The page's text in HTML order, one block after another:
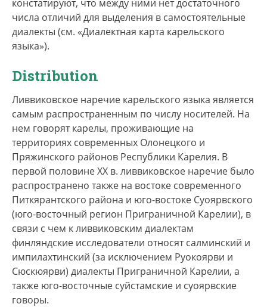
цифра представляется более низкой, поскольку
материалы Атласа опирались на данные
Всероссийской переписи населения 2002 г.,
владеющих ливвиковским наречием, носил
оценочный характер.
3. На ливвиковском наречии говорят карелы,
проживающие на территориях современных
Олонецкого, Пряжинского, Питкярантского и
Суоярвского районов Республики Карелия, в
Лодейнопольском районе Ленинградской
области, а также карелы Финляндии. Принято
выделять десять групп ливвиковских карельских
говоров: ведлозерский, видлицкий,
импилахтинский, кондушский, коткозерский,
неккульский, рыпушкальский, салминский,
сямозерский, тулмозерский, которые в
традиционной диалектной классификации
карельского языка называются диалектами (см.
«Диалектная карта карельского языка»).
констатируют, что между ними нет достаточного
числа отличий для выделения в самостоятельные
диалекты (см. «Диалектная карта карельского
языка»).
Distribution
Ливвиковское наречие карельского языка является
самым распространенным по числу носителей. На
нем говорят карелы, проживающие на
территориях современных Олонецкого и
Пряжинского районов Республики Карелия. В
первой половине ХХ в. ливвиковское наречие было
распространено также на востоке современного
Питкярантского района и юго-востоке Суоярвского
(юго-восточный регион Приграничной Карелии), в
связи с чем к ливвиковским диалектам
финляндские исследователи относят салминский и
импилахтинский (за исключением Руокоярви и
Сюскюярви) диалекты Приграничной Карелии, а
также юго-восточные суйстамские и суоярвские
говоры.